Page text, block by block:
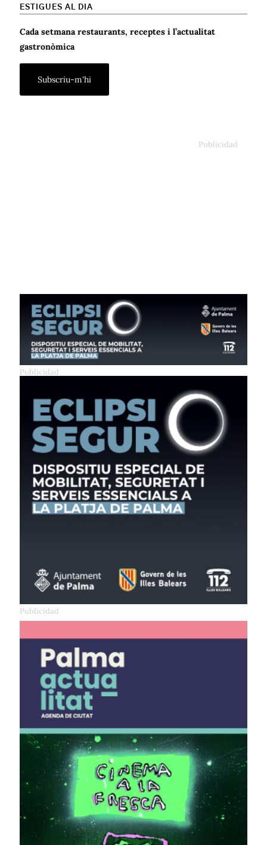
ESTIGUES AL DIA
Cada setmana restaurants, receptes i l’actualitat
gastronòmica